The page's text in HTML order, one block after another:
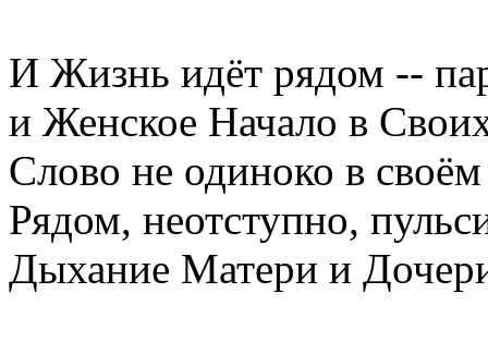
И Жизнь идёт рядом --
и Женское Начало в
Слово не одиноко в
Рядом, неотступно,
Дыхание Матери и